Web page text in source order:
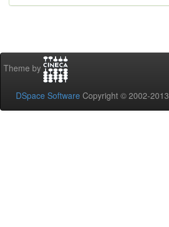
Theme by
DSpace Software Copyright © 2002-2013